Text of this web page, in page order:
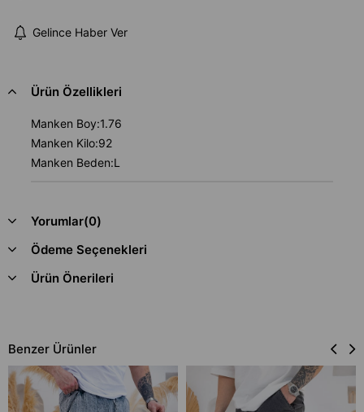
Gelince Haber Ver
Ürün Özellikleri
Manken Boy:1.76
Manken Kilo:92
Manken Beden:L
Yorumlar(0)
Ödeme Seçenekleri
Ürün Önerileri
Benzer Ürünler